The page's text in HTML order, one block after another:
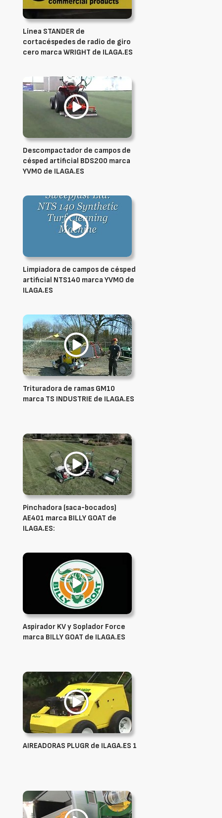
Línea STANDER de
cortacéspedes de radio de giro
cero marca WRIGHT de ILAGA.ES
Descompactador de campos de
césped artificial BDS200 marca
YVMO de ILAGA.ES
Limpiadora de campos de césped
artificial NTS140 marca YVMO de
ILAGA.ES
Trituradora de ramas GM10
marca TS INDUSTRIE de ILAGA.ES
Pinchadora (saca-bocados)
AE401 marca BILLY GOAT de
ILAGA.ES:
Aspirador KV y Soplador Force
marca BILLY GOAT de ILAGA.ES
AIREADORAS PLUGR de ILAGA.ES 1